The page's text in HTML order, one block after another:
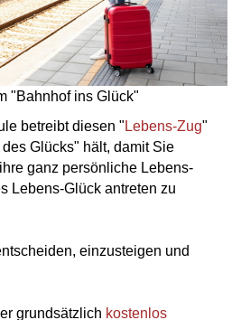
"Bahnhof ins Glück"
betreibt diesen " Lebens-Zug"
Glücks" hält, damit Sie
ganz persönliche Lebens-
Lebens-Glück antreten zu
einzusteigen und
grundsätzlich kostenlos